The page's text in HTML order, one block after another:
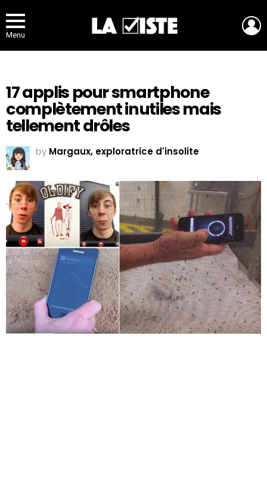
Menu
17 applis pour smartphone
complètement inutiles mais
tellement drôles
by Margaux, exploratrice d'insolite